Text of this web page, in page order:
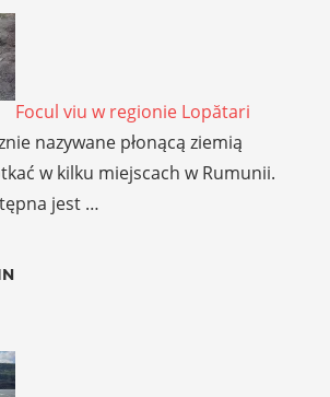
Focul viu w regionie Lopătari
nazywane płonącą ziemią
w kilku miejscach w Rumunii.
jest …